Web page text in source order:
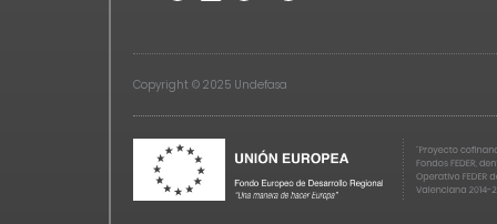
Copyright © 2025 Undefasa